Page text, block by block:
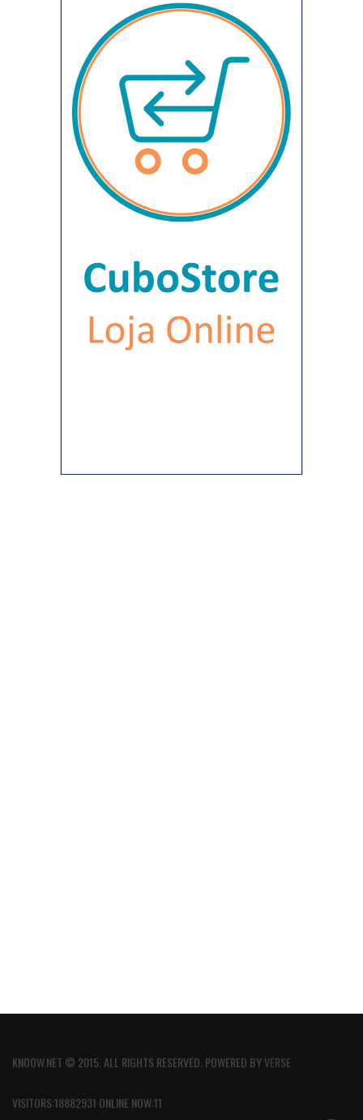
KNOOW.NET © 2015. ALL RIGHTS RESERVED. POWERED BYVERSE
VISITORS:18882931 ONLINE NOW:11